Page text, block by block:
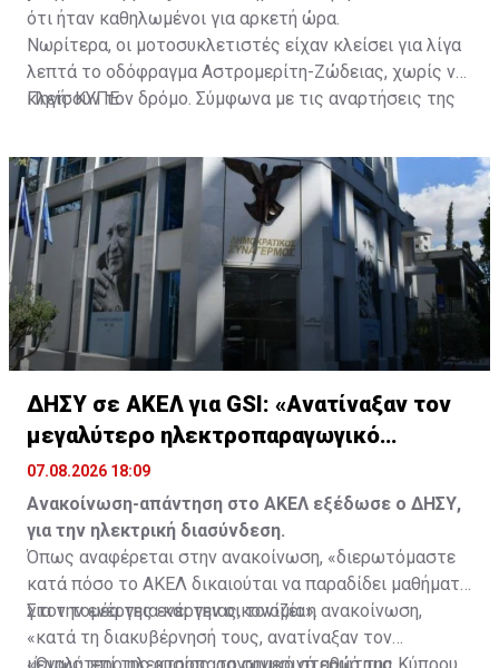
ότι ήταν καθηλωμένοι για αρκετή ώρα.
Νωρίτερα, οι μοτοσυκλετιστές είχαν κλείσει για λίγα
λεπτά το οδόφραγμα Αστρομερίτη-Ζώδειας, χωρίς να
κλείσουν τον δρόμο. Σύμφωνα με τις αναρτήσεις της
τους, οι μοτοσυκλετιστές έκαναν στάση και στον
Τύμβο Μακεδονίτισσας, πριν φτάσουν στο οδόφραγμα
Αγίου Δομετίου.
Πηγή: ΚΥΠΕ
ΔΗΣΥ σε ΑΚΕΛ για GSI: «Ανατίναξαν τον
μεγαλύτερο ηλεκτροπαραγωγικό
σταθμό»
07.08.2026 18:09
Ανακοίνωση-απάντηση στο ΑΚΕΛ εξέδωσε ο ΔΗΣΥ,
για την ηλεκτρική διασύνδεση.
Όπως αναφέρεται στην ανακοίνωση, «διερωτόμαστε
κατά πόσο το ΑΚΕΛ δικαιούται να παραδίδει μαθήματα
για την ενέργεια και την οικονομία».
Στον τομέα της ενέργειας, τονίζει η ανακοίνωση,
«κατά τη διακυβέρνησή τους, ανατίναξαν τον